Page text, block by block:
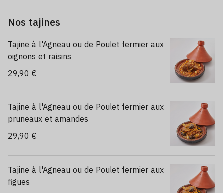
Nos tajines
Tajine à l'Agneau ou de Poulet fermier aux
oignons et raisins
29,90 €
Tajine à l'Agneau ou de Poulet fermier aux
pruneaux et amandes
29,90 €
Tajine à l'Agneau ou de Poulet fermier aux
figues